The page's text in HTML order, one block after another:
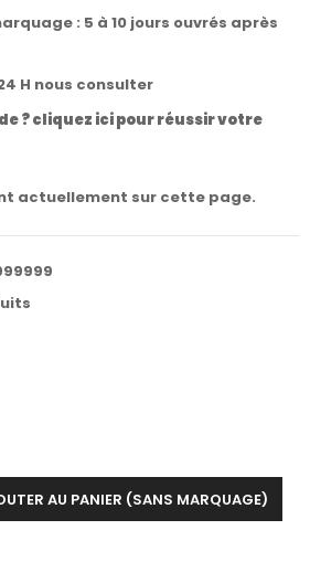
: 5 à 10 jours ouvrés après
H nous consulter
? cliquez ici pour réussir votre
actuellement sur cette page.
AU PANIER (SANS MARQUAGE)